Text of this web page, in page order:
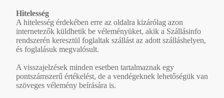
Hitelesség
A hitelesség érdekében erre az oldalra kizárólag azon
internetezők küldhetik be véleményüket, akik a Szállásinfo
rendszerén keresztül foglaltak szállást az adott szálláshelyen,
és foglalásuk megvalósult.
A visszajelzések minden esetben tartalmaznak egy
pontszámszerű értékelést, de a vendégeknek lehetőségük van
szöveges vélemény beírására is.